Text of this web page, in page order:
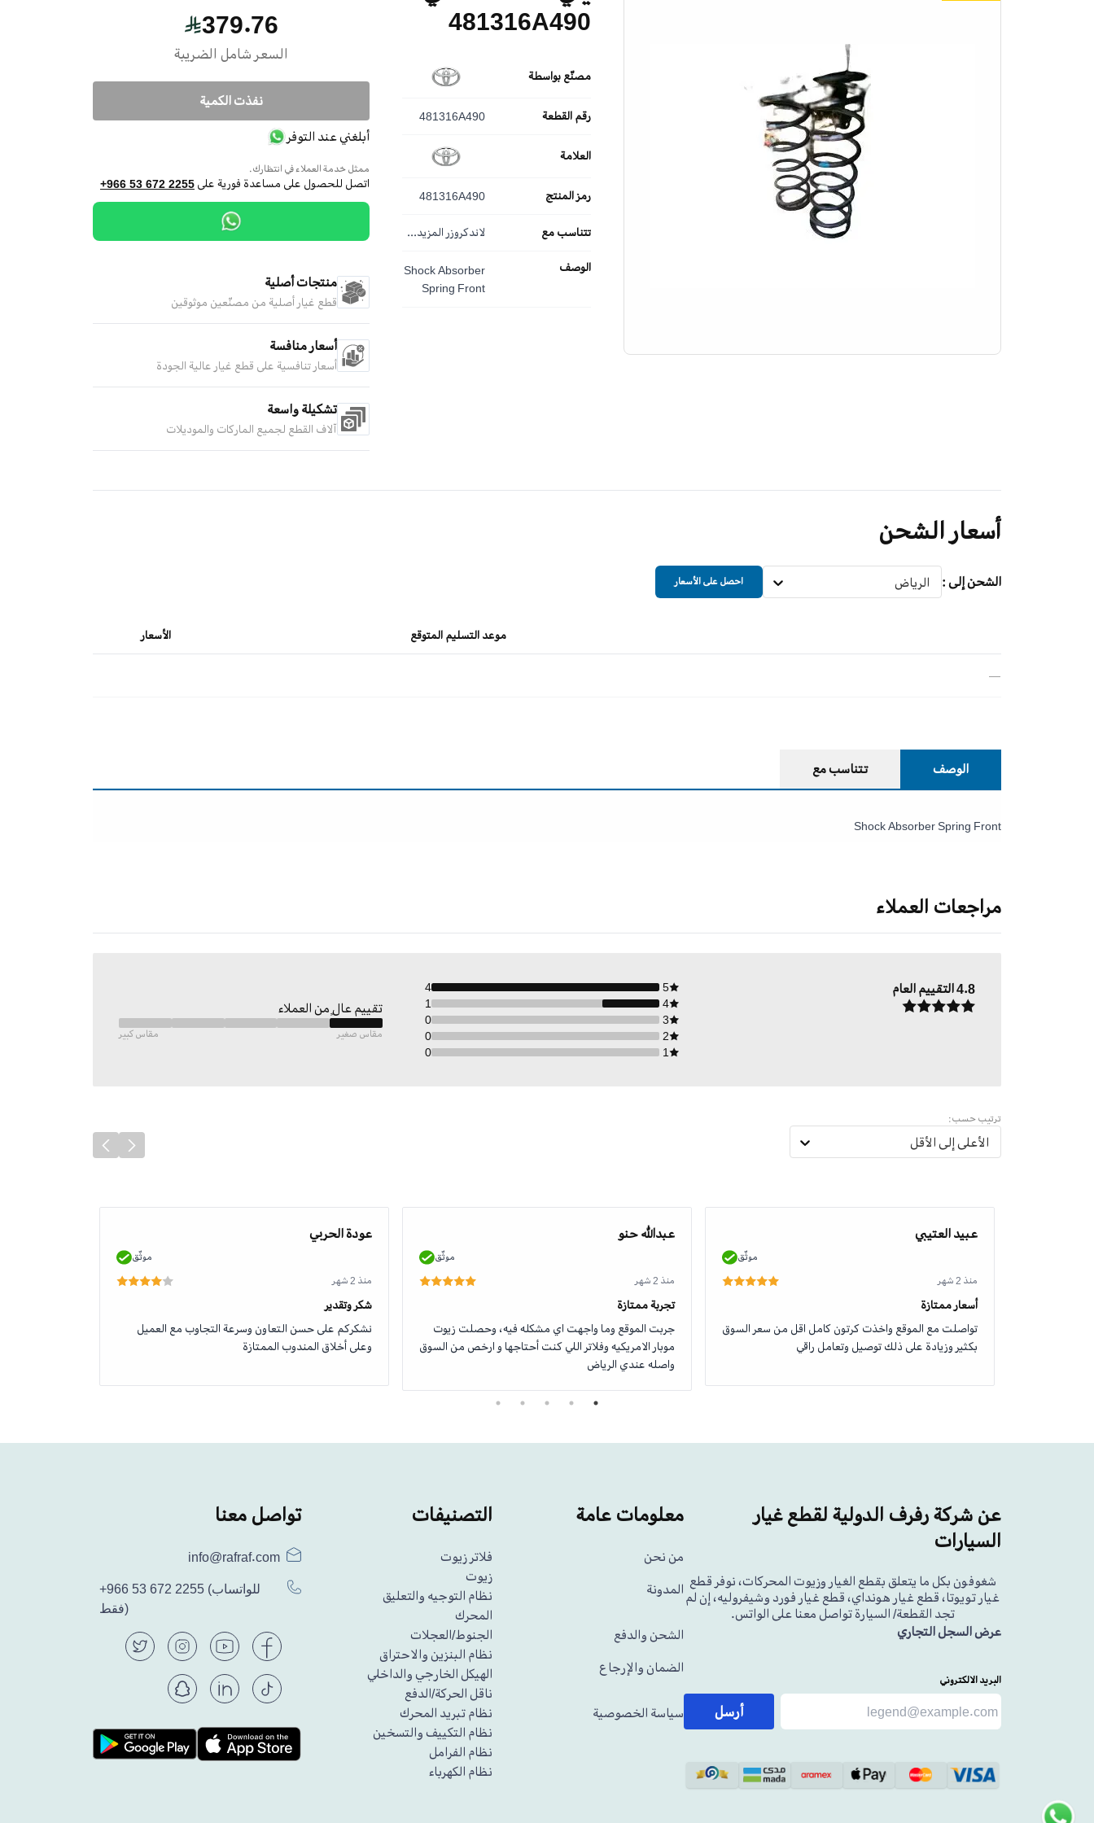
481316A490
مصنّع بواسطة
رقم القطعة 481316A490
العلامة
رمز المنتج 481316A490
تتناسب مع لاندكروزر المزيد...
الوصف
Shock Absorber
Spring Front
379.76
السعر شامل الضريبة
نفذت الكمية
أبلغني عند التوفر
ممثل خدمة العملاء في انتظارك.
اتصل للحصول على مساعدة فورية على +966 53 672 2255
منتجات أصلية
قطع غيار أصلية من مصنّعين موثوقين
أسعار منافسة
أسعار تنافسية على قطع غيار عالية الجودة
تشكيلة واسعة
آلاف القطع لجميع الماركات والموديلات
أسعار الشحن
الشحن إلى : الرياض احصل على الأسعار
موعد التسليم المتوقع الأسعار
—
الوصف تتناسب مع
Shock Absorber Spring Front
مراجعات العملاء
4.8التقييم العام 5
4
4
1
3
0
2
0
1
0
تقييم عالٍ من العملاء
مقاس صغير مقاس كبير
ترتيب حسب:
الأعلى إلى الأقل
عبيد العتيبي
موثّق
منذ 2 شهر
أسعار ممتازة
تواصلت مع الموقع واخذت كرتون كامل اقل من سعر السوق
بكثير وزيادة على ذلك توصيل وتعامل راقي
عبدالله حنو
موثّق
منذ 2 شهر
تجربة ممتازة
جربت الموقع وما واجهت اي مشكله فيه، وحصلت زيوت
موبار الامريكيه وفلاتر اللي كنت أحتاجها و ارخص من السوق
واصله عندي الرياض
عودة الحربي
موثّق
منذ 2 شهر
شكر وتقدير
نشكركم على حسن التعاون وسرعة التجاوب مع العميل
وعلى أخلاق المندوب الممتازة
عن شركة رفرف الدولية لقطع غيار
السيارات
شغوفون بكل ما يتعلق بقطع الغيار وزيوت المحركات، نوفر قطع
غيار تويوتا، قطع غيار هونداي، قطع غيار فورد وشيفروليه، إن لم
تجد القطعة/ السيارة تواصل معنا على الواتس.
عرض السجل التجاري
البريد الالكتروني
أرسل
معلومات عامة
من نحن
المدونة
الشحن والدفع
الضمان والإرجاع
سياسة الخصوصية
التصنيفات
فلاتر زيوت
زيوت
نظام التوجيه والتعليق
المحرك
الجنوط/العجلات
نظام البنزين والاحتراق
الهيكل الخارجي والداخلي
ناقل الحركة/الدفع
نظام تبريد المحرك
نظام التكييف والتسخين
نظام الفرامل
نظام الكهرباء
تواصل معنا
info@rafraf.com
+966 53 672 2255 (للواتساب
فقط)